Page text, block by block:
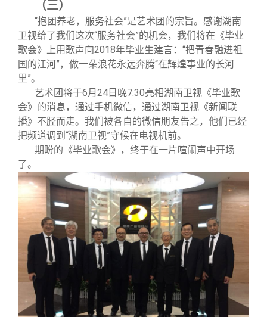
（三）
“抱团养老，服务社会”是艺术团的宗旨。感谢湖南
卫视给了我们这次“服务社会”的机会，我们将在《毕业
歌会》上用歌声向2018年毕业生建言：“把青春融进祖
国的江河”，做一朵浪花永远奔腾“在辉煌事业的长河
里”。
艺术团将于6月24日晚7:30亮相湖南卫视《毕业歌
会》的消息，通过手机微信，通过湖南卫视《新闻联
播》不胫而走。我们被各自的微信朋友告之，他们已经
把频道调到“湖南卫视”守候在电视机前。
期盼的《毕业歌会》，终于在一片喧闹声中开场
了。